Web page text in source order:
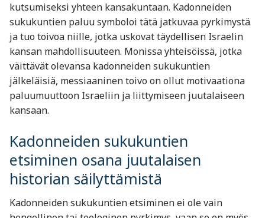
kutsumiseksi yhteen kansakuntaan. Kadonneiden
sukukuntien paluu symboloi tätä jatkuvaa pyrkimystä
ja tuo toivoa niille, jotka uskovat täydellisen Israelin
kansan mahdollisuuteen. Monissa yhteisöissä, jotka
väittävät olevansa kadonneiden sukukuntien
jälkeläisiä, messiaaninen toivo on ollut motivaationa
paluumuuttoon Israeliin ja liittymiseen juutalaiseen
kansaan.
Kadonneiden sukukuntien
etsiminen osana juutalaisen
historian säilyttämistä
Kadonneiden sukukuntien etsiminen ei ole vain